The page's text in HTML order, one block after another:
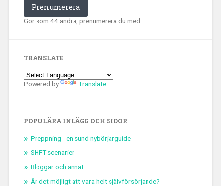
Prenumerera
Gör som 44 andra, prenumerera du med.
TRANSLATE
Powered by Translate
POPULÄRA INLÄGG OCH SIDOR
Preppning - en sund nybörjarguide
SHFT-scenarier
Bloggar och annat
Är det möjligt att vara helt självförsörjande?